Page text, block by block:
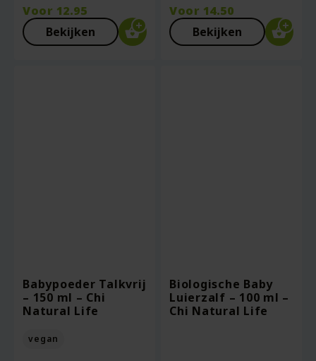
Voor 12.95
Bekijken
Voor 14.50
Bekijken
Babypoeder Talkvrij
– 150 ml – Chi
Natural Life
vegan
Biologische Baby
Luierzalf – 100 ml –
Chi Natural Life